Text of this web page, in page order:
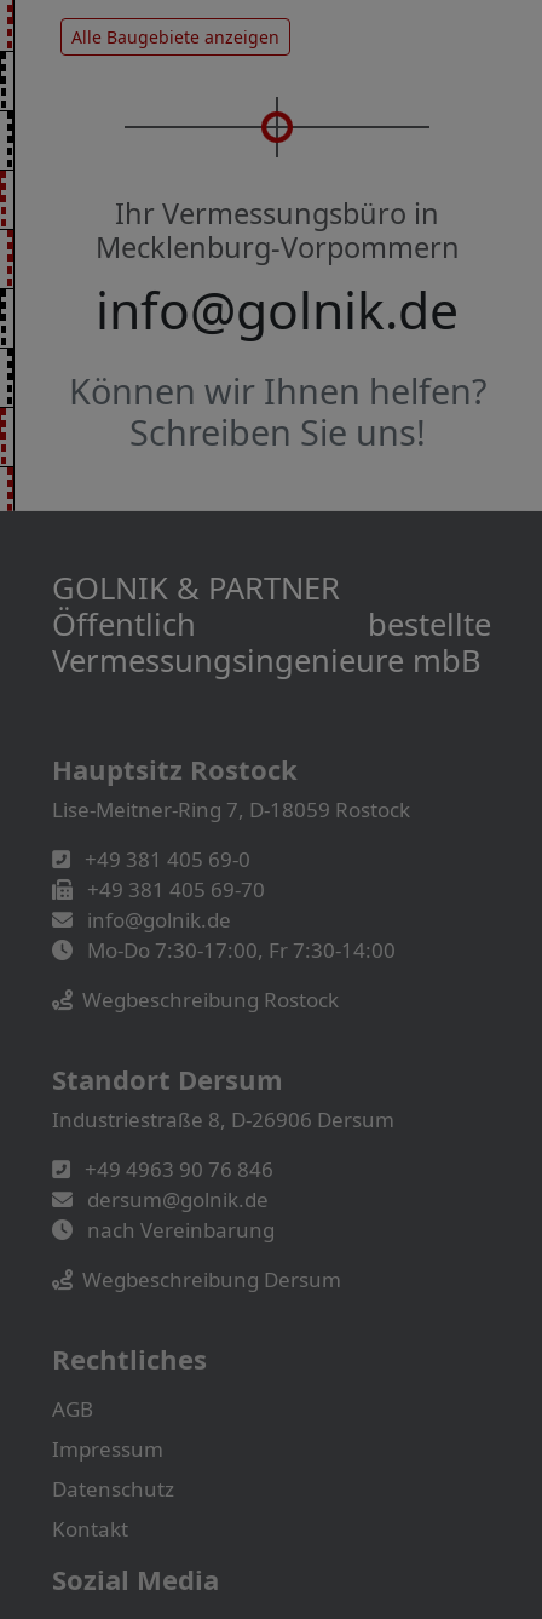
Alle Baugebiete anzeigen
Ihr Vermessungsbüro in
Mecklenburg-Vorpommern
info@golnik.de
Können wir Ihnen helfen?
Schreiben Sie uns!
GOLNIK & PARTNER
Öffentlich bestellte
Vermessungs­­ingenieure mbB
Hauptsitz Rostock
Lise-Meitner-Ring 7, D-18059 Rostock
+49 381 405 69-0
+49 381 405 69-70
info@golnik.de
Mo-Do 7:30-17:00, Fr 7:30-14:00
Wegbeschreibung Rostock
Standort Dersum
Industriestraße 8, D-26906 Dersum
+49 4963 90 76 846
dersum@golnik.de
nach Vereinbarung
Wegbeschreibung Dersum
Rechtliches
AGB
Impressum
Datenschutz
Kontakt
Sozial Media